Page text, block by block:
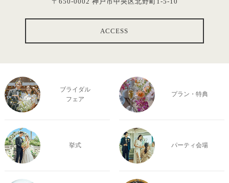
ACCESS
ブライダル
フェア
プラン・特典
挙式 パーティ会場